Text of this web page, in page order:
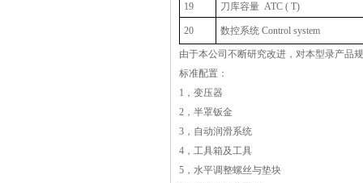
19
刀库容量 ATC ( T)
20 数控系统 Control system
由于本公司不断研究改进，对本型录产品
标准配置：
1，变压器
2，半罩钣金
3，自动润滑系统
4，工具箱及工具
5，水平调整螺丝与垫块